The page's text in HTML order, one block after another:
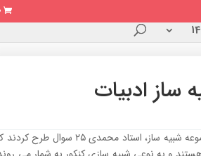
0
ساز ادبیات
در مجموعه شبیه ساز، استاد محمدی ۲۵ سوال طرح